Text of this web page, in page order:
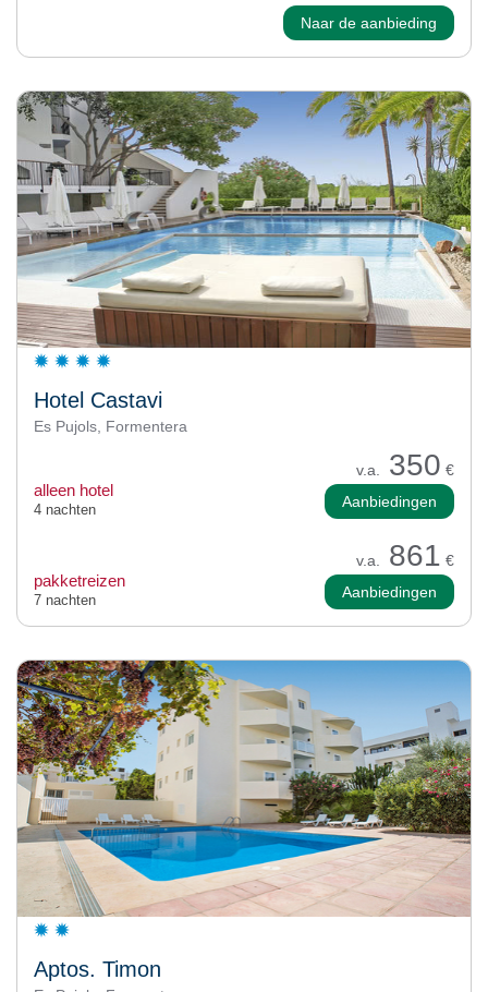
Naar de aanbieding
Hotel Castavi
Es Pujols, Formentera
v.a. 350 €
alleen hotel
4 nachten Aanbiedingen
v.a. 861 €
pakketreizen
7 nachten Aanbiedingen
Aptos. Timon